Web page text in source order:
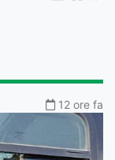
12 ore fa